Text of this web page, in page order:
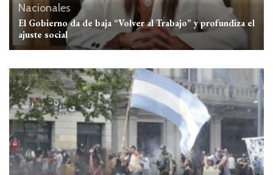
Nacionales
El Gobierno da de baja “Volver al Trabajo” y profundiza el
ajuste social